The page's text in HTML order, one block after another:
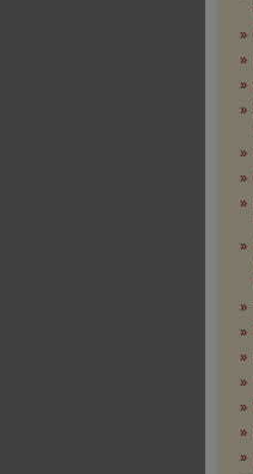
»
»
»
»
»
»
»
»
»
»
»
»
»
»
»